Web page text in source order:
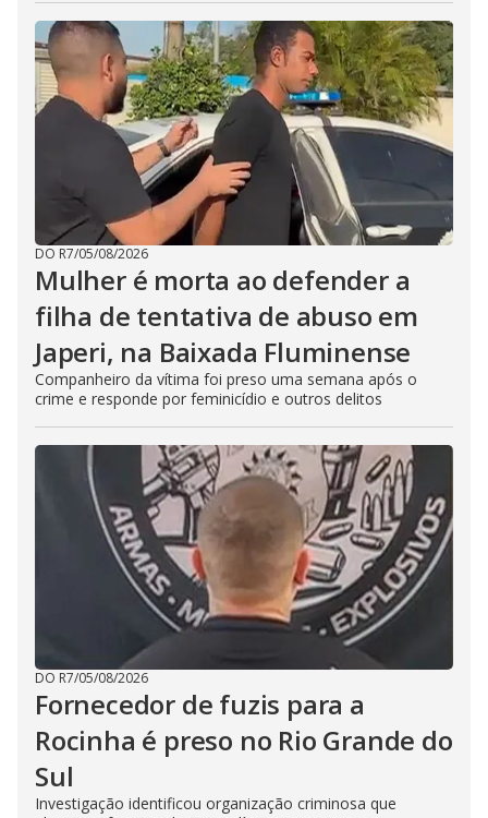
DO R7/05/08/2026
Mulher é morta ao defender a
filha de tentativa de abuso em
Japeri, na Baixada Fluminense
Companheiro da vítima foi preso uma semana após o
crime e responde por feminicídio e outros delitos
DO R7/05/08/2026
Fornecedor de fuzis para a
Rocinha é preso no Rio Grande do
Sul
Investigação identificou organização criminosa que